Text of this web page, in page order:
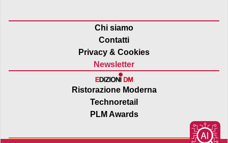
Chi siamo
Contatti
Privacy & Cookies
Newsletter
Ristorazione Moderna
Technoretail
PLM Awards